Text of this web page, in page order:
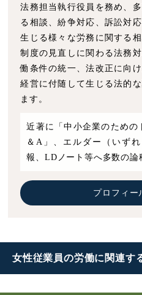
女性従業員の労働に 関連す
女性従業員の労働
法務担当執行役員を務め、
る相談、紛争対応、訴訟対
生じる様々な労務に関する
制度の見直しに関わる法務
働条件の統一、法改正に向
経営に付随して生じる法的
ます。
近著に「中小企業のための
＆A」、エルダー（いず
報、LDノート等へ多数の論
プロフィー